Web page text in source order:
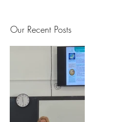
Our Recent Posts